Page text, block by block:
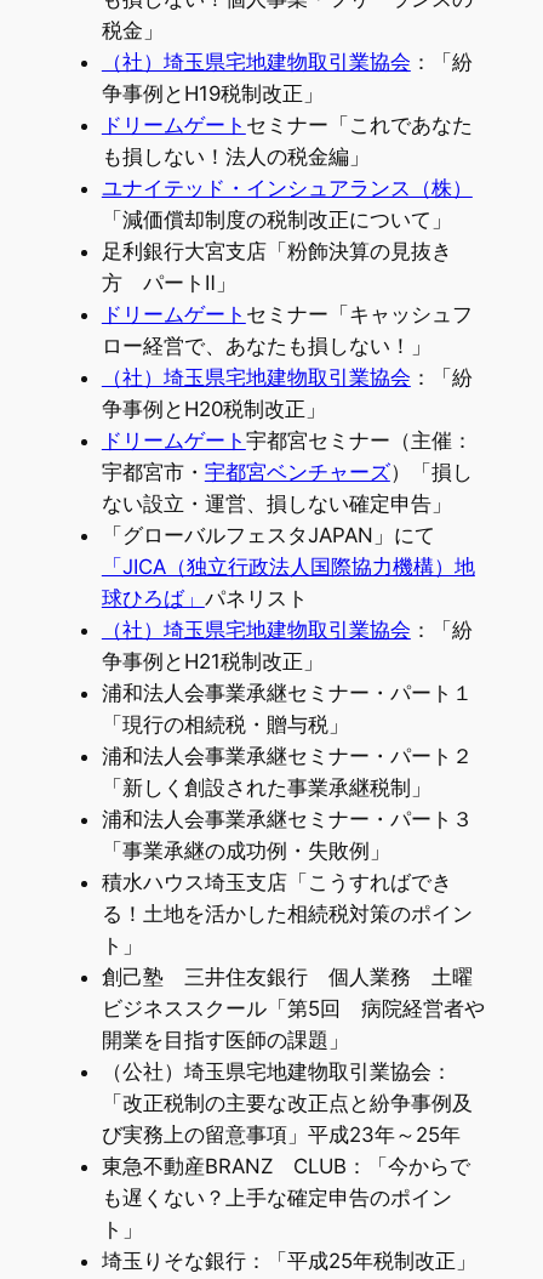
税金」
（社）埼玉県宅地建物取引業協会 ：「紛
争事例とH19税制改正」
ドリームゲート セミナー「これであなた
も損しない！法人の税金編」
ユナイテッド・インシュアランス（株）
「減価償却制度の税制改正について」
足利銀行大宮支店「粉飾決算の見抜き
方 パートⅡ」
ドリームゲート セミナー「キャッシュフ
ロー経営で、あなたも損しない！」
（社）埼玉県宅地建物取引業協会 ：「紛
争事例とH20税制改正」
ドリームゲート 宇都宮セミナー（主催：
宇都宮市・ 宇都宮ベンチャーズ）「損し
ない設立・運営、損しない確定申告」
「グローバルフェスタJAPAN」にて
「JICA（独立行政法人国際協力機構）地
球ひろば」 パネリスト
（社）埼玉県宅地建物取引業協会 ：「紛
争事例とH21税制改正」
浦和法人会事業承継セミナー・パート１
「現行の相続税・贈与税」
浦和法人会事業承継セミナー・パート２
「新しく創設された事業承継税制」
浦和法人会事業承継セミナー・パート３
「事業承継の成功例・失敗例」
積水ハウス埼玉支店「こうすればでき
る！土地を活かした相続税対策のポイン
ト」
創己塾 三井住友銀行 個人業務 土曜
ビジネススクール「第5回 病院経営者や
開業を目指す医師の課題」
（公社）埼玉県宅地建物取引業協会：
「改正税制の主要な改正点と紛争事例及
び実務上の留意事項」平成23年～25年
東急不動産BRANZ CLUB：「今からで
も遅くない？上手な確定申告のポイン
ト」
埼玉りそな銀行：「平成25年税制改正」